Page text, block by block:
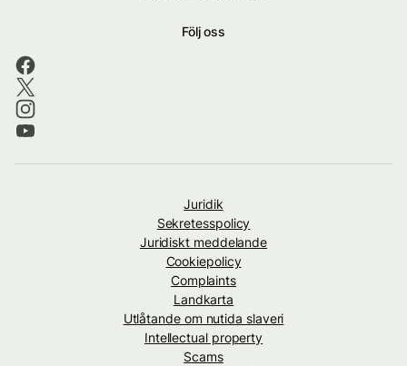
Följ oss
Juridik
Sekretesspolicy
Juridiskt meddelande
Cookiepolicy
Complaints
Landkarta
Utlåtande om nutida slaveri
Intellectual property
Scams